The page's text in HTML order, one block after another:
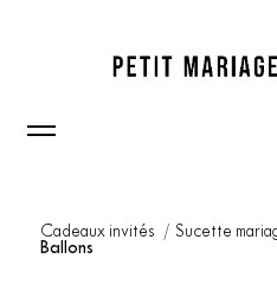
Cadeaux invités Sucette
Ballons